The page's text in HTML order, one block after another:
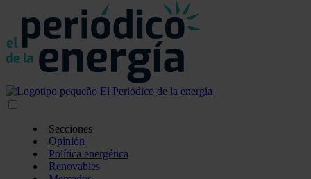
Secciones
Opinión
Política energética
Renovables